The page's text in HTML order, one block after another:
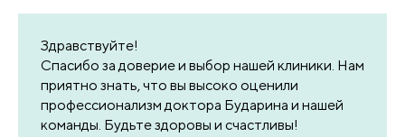
Здравствуйте!
Спасибо за доверие и выбор нашей клиники. Нам
приятно знать, что вы высоко оценили
профессионализм доктора Бударина и нашей
команды. Будьте здоровы и счастливы!